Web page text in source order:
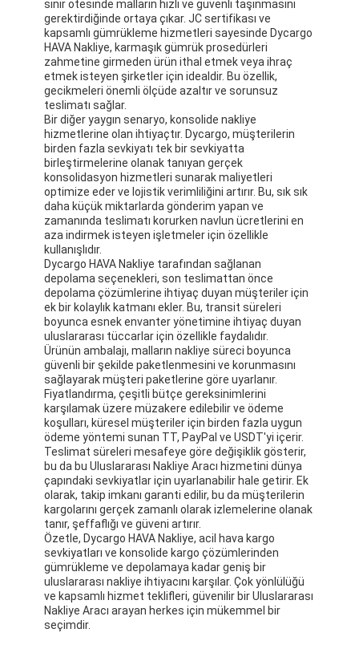
sınır ötesinde malların hızlı ve güvenli taşınmasını
gerektirdiğinde ortaya çıkar. JC sertifikası ve
kapsamlı gümrükleme hizmetleri sayesinde Dycargo
HAVA Nakliye, karmaşık gümrük prosedürleri
zahmetine girmeden ürün ithal etmek veya ihraç
etmek isteyen şirketler için idealdir. Bu özellik,
gecikmeleri önemli ölçüde azaltır ve sorunsuz
teslimatı sağlar.
Bir diğer yaygın senaryo, konsolide nakliye
hizmetlerine olan ihtiyaçtır. Dycargo, müşterilerin
birden fazla sevkiyatı tek bir sevkiyatta
birleştirmelerine olanak tanıyan gerçek
konsolidasyon hizmetleri sunarak maliyetleri
optimize eder ve lojistik verimliliğini artırır. Bu, sık sık
daha küçük miktarlarda gönderim yapan ve
zamanında teslimatı korurken navlun ücretlerini en
aza indirmek isteyen işletmeler için özellikle
kullanışlıdır.
Dycargo HAVA Nakliye tarafından sağlanan
depolama seçenekleri, son teslimattan önce
depolama çözümlerine ihtiyaç duyan müşteriler için
ek bir kolaylık katmanı ekler. Bu, transit süreleri
boyunca esnek envanter yönetimine ihtiyaç duyan
uluslararası tüccarlar için özellikle faydalıdır.
Ürünün ambalajı, malların nakliye süreci boyunca
güvenli bir şekilde paketlenmesini ve korunmasını
sağlayarak müşteri paketlerine göre uyarlanır.
Fiyatlandırma, çeşitli bütçe gereksinimlerini
karşılamak üzere müzakere edilebilir ve ödeme
koşulları, küresel müşteriler için birden fazla uygun
ödeme yöntemi sunan TT, PayPal ve USDT'yi içerir.
Teslimat süreleri mesafeye göre değişiklik gösterir,
bu da bu Uluslararası Nakliye Aracı hizmetini dünya
çapındaki sevkiyatlar için uyarlanabilir hale getirir. Ek
olarak, takip imkanı garanti edilir, bu da müşterilerin
kargolarını gerçek zamanlı olarak izlemelerine olanak
tanır, şeffaflığı ve güveni artırır.
Özetle, Dycargo HAVA Nakliye, acil hava kargo
sevkiyatları ve konsolide kargo çözümlerinden
gümrükleme ve depolamaya kadar geniş bir
uluslararası nakliye ihtiyacını karşılar. Çok yönlülüğü
ve kapsamlı hizmet teklifleri, güvenilir bir Uluslararası
Nakliye Aracı arayan herkes için mükemmel bir
seçimdir.